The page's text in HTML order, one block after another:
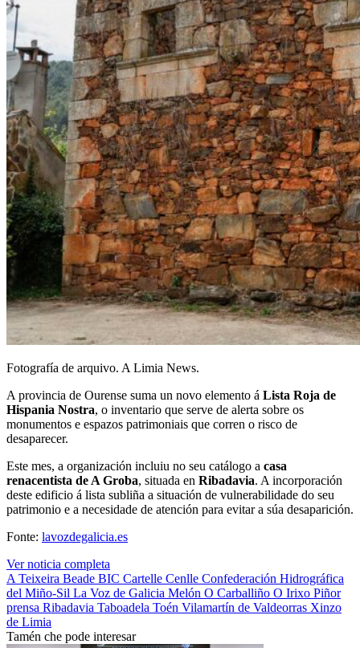
Fotografía de arquivo. A Limia News.
A provincia de Ourense suma un novo elemento á Lista Roja de
Hispania Nostra, o inventario que serve de alerta sobre os
monumentos e espazos patrimoniais que corren o risco de
desaparecer.
Este mes, a organización incluiu no seu catálogo a casa
renacentista de A Groba, situada en Ribadavia. A incorporación
deste edificio á lista subliña a situación de vulnerabilidade do seu
patrimonio e a necesidade de atención para evitar a súa desaparición.
Fonte: lavozdegalicia.es
Ver noticia completa
A Teixeira Beade BIC Cartelle Cenlle Confederación Hidrográfica
del Miño-Sil La Voz de Galicia Melón O Carballiño O Irixo Piñor
prensa Ribadavia Taboadela Toén Vilamartín de Valdeorras Xinzo
de Limia
Tamén che pode interesar